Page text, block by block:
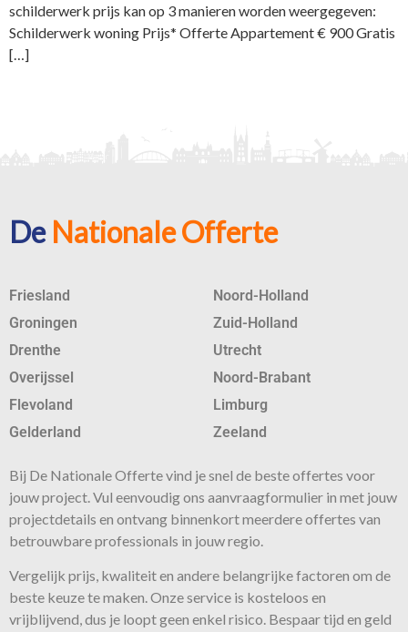
schilderwerk prijs kan op 3 manieren worden weergegeven:
Schilderwerk woning Prijs* Offerte Appartement € 900 Gratis
[…]
De Nationale Offerte
Friesland
Groningen
Drenthe
Overijssel
Flevoland
Gelderland
Noord-Holland
Zuid-Holland
Utrecht
Noord-Brabant
Limburg
Zeeland
Bij De Nationale Offerte vind je snel de besteoffertes voor
jouw project. Vul eenvoudig ons aanvraagformulier in met jouw
projectdetails en ontvang binnenkort meerdere offertes van
betrouwbare professionals in jouw regio.
Vergelijk prijs, kwaliteit en andere belangrijke factoren om de
beste keuze te maken. Onzeservice is kosteloos en
vrijblijvend, dus je loopt geen enkel risico. Bespaar tijd en geld